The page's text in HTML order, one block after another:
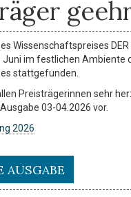
Wissenschaftspreises DER
Juni im festlichen Ambiente
stattgefunden.
Preisträgerinnen sehr
03-04.2026 vor.
2026
AUSGABE